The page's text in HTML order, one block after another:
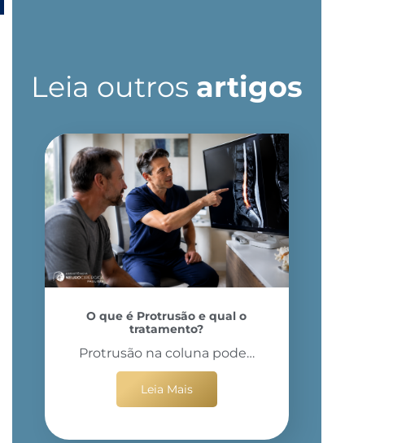
Leia outros artigos
O que é Protrusão e qual o
tratamento?
Protrusão na coluna pode…
Leia Mais